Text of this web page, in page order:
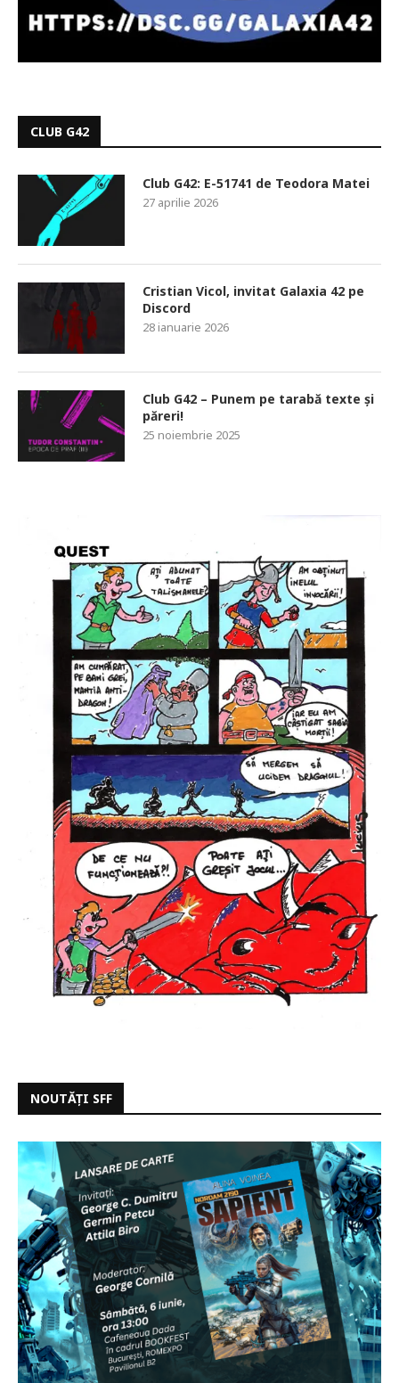
CLUB G42
Club G42: E-51741 de Teodora Matei
27 aprilie 2026
Cristian Vicol, invitat Galaxia 42 pe
Discord
28 ianuarie 2026
Club G42 – Punem pe tarabă texte și
păreri!
25 noiembrie 2025
NOUTĂȚI SFF